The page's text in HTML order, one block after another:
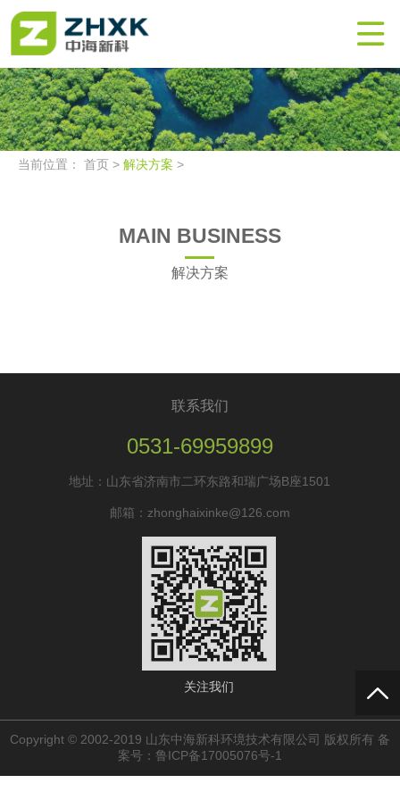

当前位置： 首页> 解决方案 >
MAIN BUSINESS
解决方案
联系我们
0531-69959899
地址：山东省济南市二环东路和瑞广场B座1501
邮箱：zhonghaixinke@126.com
关注我们
Copyright © 2002-2019 山东中海新科环境技术有限公司 版权所有 备
案号： 鲁ICP备17005076号-1